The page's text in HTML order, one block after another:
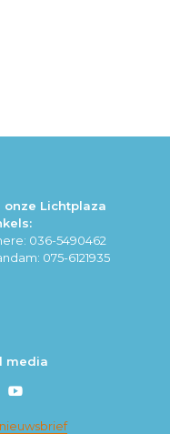
onze Lichtplaza
036-5490462
075-6121935
media